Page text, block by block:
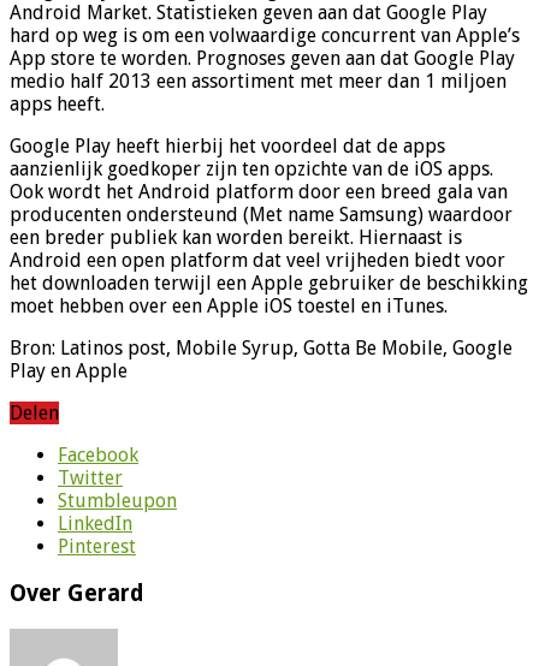
Android Market. Statistieken geven aan dat Google Play
hard op weg is om een volwaardige concurrent van Apple’s
App store te worden. Prognoses geven aan dat Google Play
medio half 2013 een assortiment met meer dan 1 miljoen
apps heeft.
Google Play heeft hierbij het voordeel dat de apps
aanzienlijk goedkoper zijn ten opzichte van de iOS apps.
Ook wordt het Android platform door een breed gala van
producenten ondersteund (Met name Samsung) waardoor
een breder publiek kan worden bereikt. Hiernaast is
Android een open platform dat veel vrijheden biedt voor
het downloaden terwijl een Apple gebruiker de beschikking
moet hebben over een Apple iOS toestel en iTunes.
Bron: Latinos post, Mobile Syrup, Gotta Be Mobile, Google
Play en Apple
Delen
Facebook
Twitter
Stumbleupon
LinkedIn
Pinterest
Over Gerard